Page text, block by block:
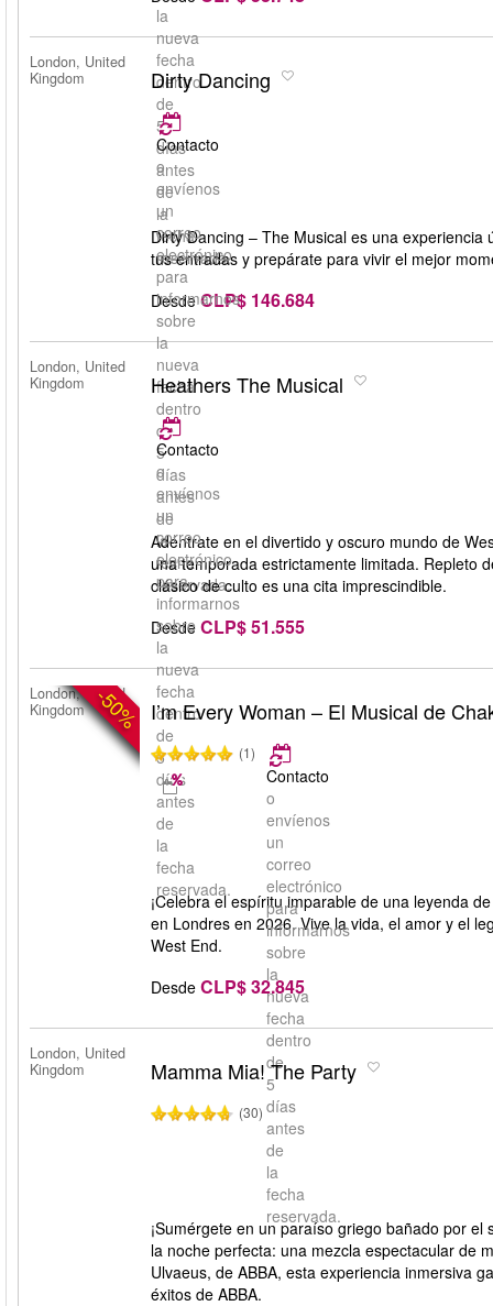
la
nueva
fecha
dentro
de
5
días
antes
de
la
fecha
reservada.
London, United
Kingdom
Dirty Dancing
Contacto
o
envíenos
un
correo
electrónico
para
informarnos
sobre
la
nueva
fecha
dentro
de
5
días
antes
de
la
fecha
reservada.
Dirty Dancing – The Musical es una
tus entradas y prepárate para vivir el mejor
Desde CLP$ 146.684
London, United
Kingdom
Heathers The Musical
Contacto
o
envíenos
un
correo
electrónico
para
informarnos
sobre
la
nueva
fecha
dentro
de
5
días
antes
de
la
fecha
reservada.
Adéntrate en el divertido y oscuro mundo de
una temporada estrictamente limitada. Repleto
clásico de culto es una cita imprescindible.
Desde CLP$ 51.555
-50%
London, United
Kingdom
I’m Every Woman – El Musical de
(1)
Contacto
o
envíenos
un
correo
electrónico
para
informarnos
sobre
la
nueva
fecha
dentro
de
5
días
antes
de
la
fecha
reservada.
¡Celebra el espíritu imparable de una leyenda
en Londres en 2026. Vive la vida, el amor y el
West End.
Desde CLP$ 32.845
London, United
Kingdom
Mamma Mia! The Party
(30)
¡Sumérgete en un paraíso griego bañado por
la noche perfecta: una mezcla espectacular de
Ulvaeus, de ABBA, esta experiencia inmersiva
éxitos de ABBA.